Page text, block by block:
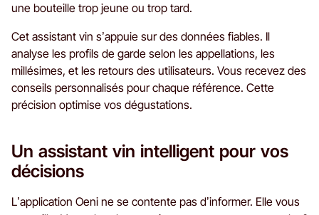
une bouteille trop jeune ou trop tard.
Cet assistant vin s’appuie sur des données fiables. Il
analyse les profils de garde selon les appellations, les
millésimes, et les retours des utilisateurs. Vous recevez des
conseils personnalisés pour chaque référence. Cette
précision optimise vos dégustations.
Un assistant vin intelligent pour vos
décisions
L’application Oeni ne se contente pas d’informer. Elle vous